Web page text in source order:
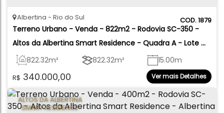
1879
Terreno Urbano - Venda - 822m2 - Rodovia SC-350 -
Altos da Albertina Smart Residence - Quadra A - Lote
04 - Albertina - Rio do Sul
R$ 340.000,00
Albertina Rio do Sul
822.32m² 822.32m² 15.00m
15.72m 52.48m
Ver mais Detalhes
ALTOS DA ALBERTINA
SMART RESIDENCE